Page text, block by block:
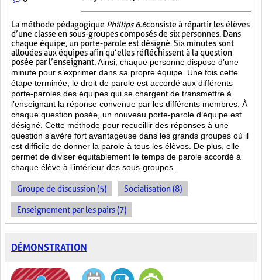
La méthode pédagogique Phillips 6.6consiste à répartir les élèves
d’une classe en sous-groupes composés de six personnes. Dans
chaque équipe, un porte-parole est désigné. Six minutes sont
allouées aux équipes afin qu’elles réfléchissent à la question
posée par l’enseignant. Ainsi, chaque personne dispose d’une
minute pour s’exprimer dans sa propre équipe. Une fois cette
étape terminée, le droit de parole est accordé aux différents
porte-paroles des équipes qui se chargent de transmettre à
l’enseignant la réponse convenue par les différents membres. À
chaque question posée, un nouveau porte-parole d’équipe est
désigné. Cette méthode pour recueillir des réponses à une
question s’avère fort avantageuse dans les grands groupes où il
est difficile de donner la parole à tous les élèves. De plus, elle
permet de diviser équitablement le temps de parole accordé à
chaque élève à l’intérieur des sous-groupes.
Groupe de discussion (5) Socialisation (8)
Enseignement par les pairs (7)
DÉMONSTRATION